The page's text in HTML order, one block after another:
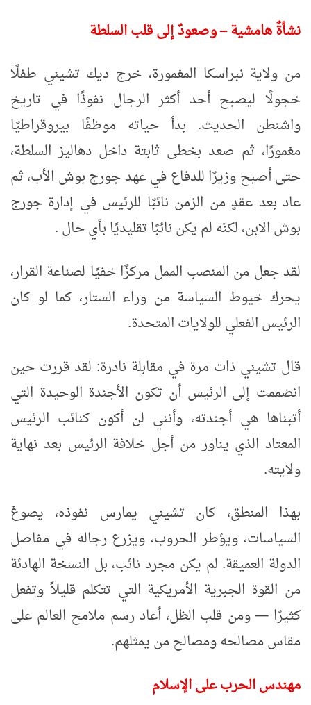
نشأةٌ هامشية–وصعودٌ إلى قلب السلطة
من ولاية نبراسكا المغمورة، خرج ديك تشيني طفلًا
خجولًا ليصبح أحد أكثر الرجال نفوذًا في تاريخ
واشنطن الحديث. بدأ حياته موظفًا بيروقراطيًا
مغمورًا، ثم صعد بخطى ثابتة داخل دهاليز السلطة،
حتى أصبح وزيرًا للدفاع في عهد جورج بوش الأب، ثم
عاد بعد عقدٍ من الزمن نائبًا للرئيس في إدارة جورج
بوش الابن، لكنّه لم يكن نائبًا تقليديًا بأي حال.
لقد جعل من المنصب الممل مركزًا خفيًا لصناعة القرار،
يحرك خيوط السياسة من وراء الستار، كما لو كان
الرئيس الفعلي للولايات المتحدة.
قال تشيني ذات مرة في مقابلة نادرة: لقد قررت حين
انضممت إلى الرئيس أن تكون الأجندة الوحيدة التي
أتبناها هي أجندته، وأنني لن أكون كنائب الرئيس
المعتاد الذي يناور من أجل خلافة الرئيس بعد نهاية
ولايته.
بهذا المنطق، كان تشيني يمارس نفوذه، يصوغ
السياسات، ويؤطر الحروب، ويزرع رجاله في مفاصل
الدولة العميقة. لم يكن مجرد نائب، بل النسخة الهادئة
من القوة الجبرية الأمريكية التي تتكلم قليلاً وتفعل
كثيرًا—ومن قلب الظل، أعاد رسم ملامح العالم على
مقاس مصالحه ومصالح من يمثلهم.
مهندس الحرب على الإسلام